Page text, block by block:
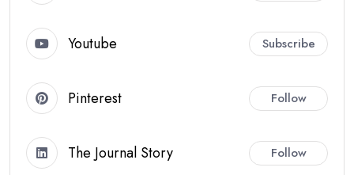
Youtube Subscribe
Pinterest Follow
The Journal Story Follow